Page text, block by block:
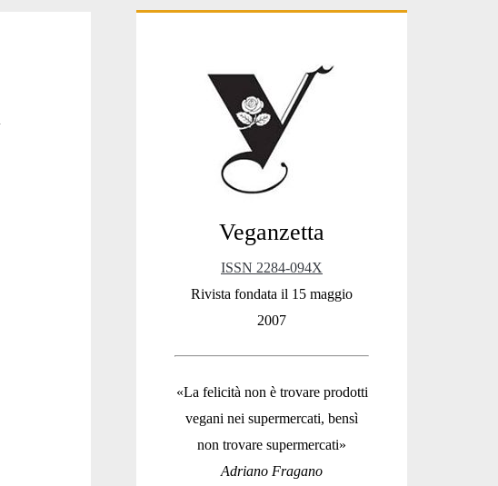
Sidebar
Veganzetta
ISSN 2284-094X
Rivista fondata il 15 maggio
2007
«La felicità non è trovare prodotti
vegani nei supermercati, bensì
non trovare supermercati»
Adriano Fragano